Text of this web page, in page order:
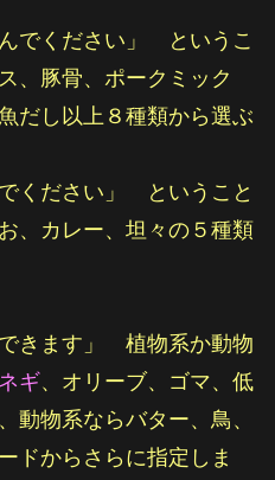
でください」 というこ
、豚骨、ポークミック
だし以上８種類から選ぶ
ください」 ということ
、カレー、坦々の５種類
きます」 植物系か動物
ネギ、オリーブ、ゴマ、低
動物系ならバター、鳥、
ドからさらに指定しま